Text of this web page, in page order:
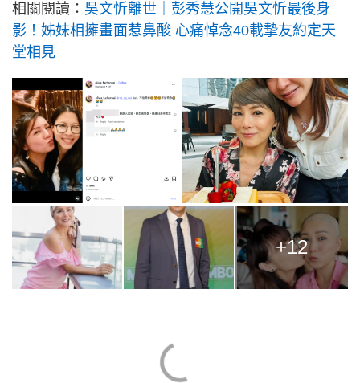
相關閱讀： 吳文忻離世｜彭秀慧公開吳文忻最後身
影！姊妹相擁畫面惹鼻酸 心痛悼念40載摯友約定天
堂相見
+12